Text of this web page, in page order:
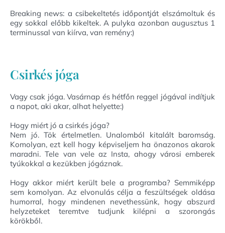
Breaking news: a csibekeltetés időpontját elszámoltuk és
egy sokkal előbb kikeltek. A pulyka azonban augusztus 1
terminussal van kiírva, van remény:)
Csirkés jóga
Vagy csak jóga. Vasárnap és hétfőn reggel jógával indítjuk
a napot, aki akar, alhat helyette:)
Hogy miért jó a csirkés jóga?
Nem jó. Tök értelmetlen. Unalomból kitalált baromság.
Komolyan, ezt kell hogy képviseljem ha önazonos akarok
maradni. Tele van vele az Insta, ahogy városi emberek
tyúkokkal a kezükben jógáznak.
Hogy akkor miért került bele a programba? Semmiképp
sem komolyan. Az elvonulás célja a feszültségek oldása
humorral, hogy mindenen nevethessünk, hogy abszurd
helyzeteket teremtve tudjunk kilépni a szorongás
körökből.